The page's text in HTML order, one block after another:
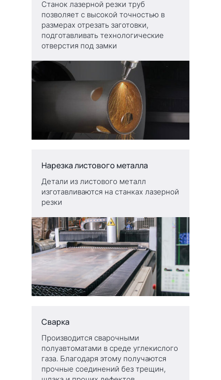
Станок лазерной резки труб
позволяет с высокой точностью в
размерах отрезать заготовки,
подготавливать технологические
отверстия под замки
Нарезка листового металла
Детали из листового металл
изготавливаются на станках лазерной
резки
Сварка
Производится сварочными
полуавтоматами в среде углекислого
газа. Благодаря этому получаются
прочные соединений без трещин,